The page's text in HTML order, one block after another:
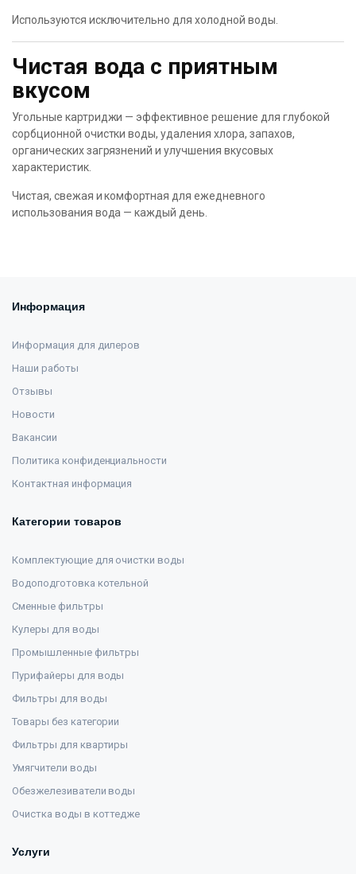
Используются исключительно для холодной воды.
Чистая вода с приятным
вкусом
Угольные картриджи — эффективное решение для глубокой
сорбционной очистки воды, удаления хлора, запахов,
органических загрязнений и улучшения вкусовых
характеристик.
Чистая, свежая и комфортная для ежедневного
использования вода — каждый день.
Информация
Информация для дилеров
Наши работы
Отзывы
Новости
Вакансии
Политика конфиденциальности
Контактная информация
Категории товаров
Комплектующие для очистки воды
Водоподготовка котельной
Сменные фильтры
Кулеры для воды
Промышленные фильтры
Пурифайеры для воды
Фильтры для воды
Товары без категории
Фильтры для квартиры
Умягчители воды
Обезжелезиватели воды
Очистка воды в коттедже
Услуги